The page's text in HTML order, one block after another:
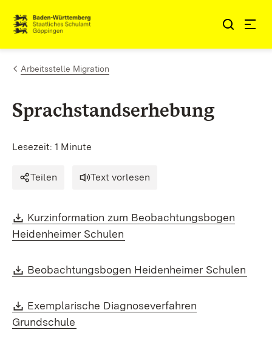
Zum Inhalt springen
Link zur Startseite
Arbeitsstelle Migration
Sprachstandserhebung
Lesezeit: 1 Minute
Teilen Text vorlesen
Download:
Kurzinformation zum Beobachtungsbogen
Heidenheimer Schulen
Download:
Beobachtungsbogen Heidenheimer Schulen
Download:
Exemplarische Diagnoseverfahren
Grundschule